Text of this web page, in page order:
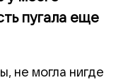
пугала еще
не могла нигде